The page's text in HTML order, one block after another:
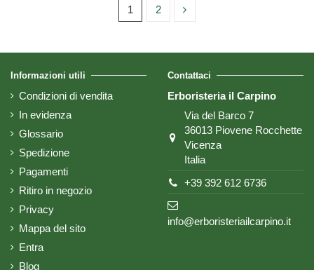
1 2
Informazioni utili
Condizioni di vendita
In evidenza
Glossario
Spedizione
Pagamenti
Ritiro in negozio
Privacy
Mappa del sito
Entra
Blog
Contattaci
Erboristeria il Carpino
Via del Barco 7
36013 Piovene Rocchette
Vicenza
Italia
+39 392 612 6736
info@erboristeriailcarpino.it